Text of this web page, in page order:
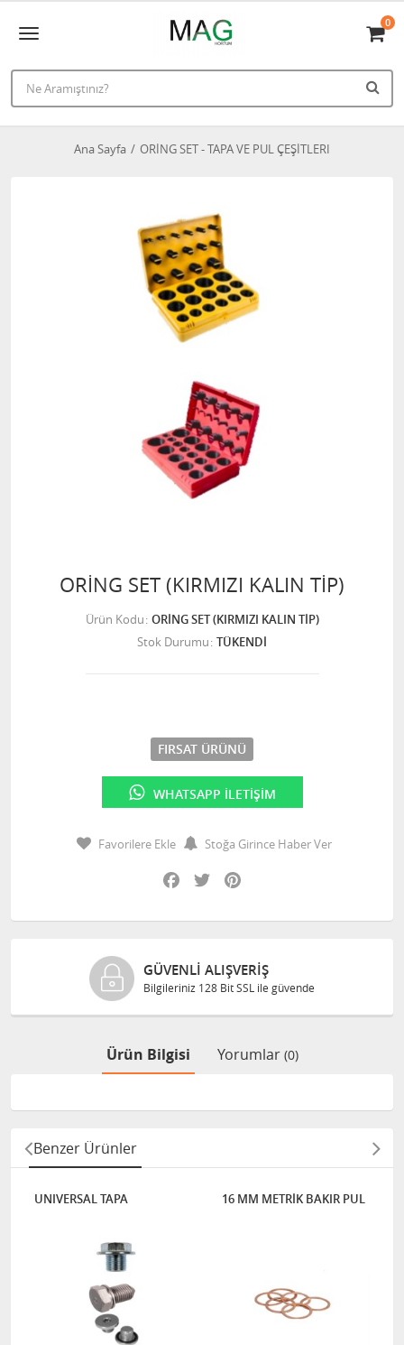
0
Ana Sayfa ORİNG SET - TAPA VE PUL ÇEŞİTLERI
ORİNG SET (KIRMIZI KALIN TİP)
Ürün Kodu ORİNG SET (KIRMIZI KALIN TİP)
Stok Durumu TÜKENDİ
FIRSAT ÜRÜNÜ
WHATSAPP İLETIŞIM
Favorilere Ekle
Stoğa Girince Haber Ver
Facebook
Twitter
GÜVENLI ALIŞVERIŞ
Bilgileriniz 128 Bit SSL ile güvende
Ürün Bilgisi Yorumlar (0)
Benzer Ürünler
UNIVERSAL TAPA 16 MM METRİK BAKIR PUL